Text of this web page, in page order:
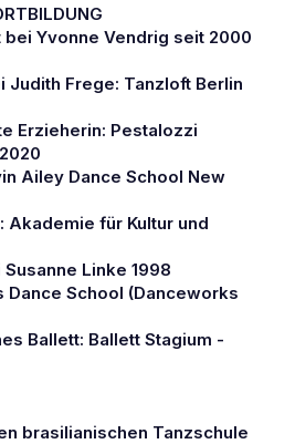
Yvonne Vendrig seit 2000
Judith Frege: Tanzloft Berlin
Erzieherin: Pestalozzi
Ailey Dance School New
Akademie für Kultur und
Linke 1998
Dance School (Danceworks
Ballett: Ballett Stagium -
brasilianischen Tanzschule